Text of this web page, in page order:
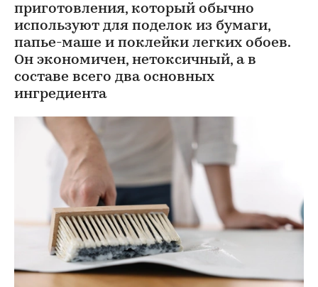
приготовления, который обычно
используют для поделок из бумаги,
папье-маше и поклейки легких обоев.
Он экономичен, нетоксичный, а в
составе всего два основных
ингредиента